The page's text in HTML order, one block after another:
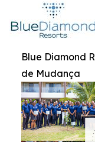
Blue Diamond
de Mudança